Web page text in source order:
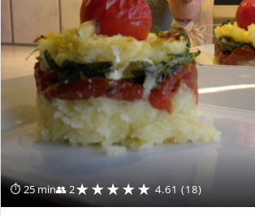
⏱ 25 min👥 2★★★★★ 4.61 (18)